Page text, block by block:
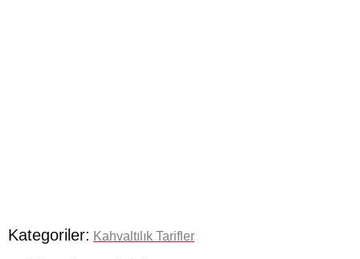
Kategoriler: Kahvaltılık Tarifler